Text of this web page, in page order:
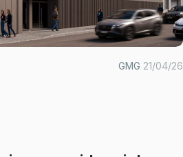
GMG 21/04/26